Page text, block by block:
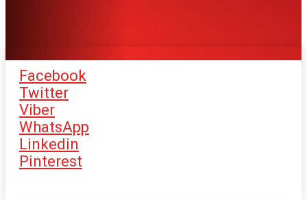
Facebook
Twitter
Viber
WhatsApp
Linkedin
Pinterest